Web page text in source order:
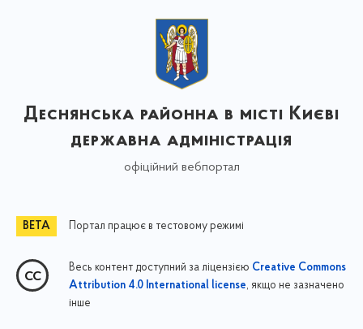
Деснянська районна в місті Києві
державна адміністрація
офіційний вебпортал
Портал працює в тестовому режимі
Весь контент доступний за ліцензією Creative Commons
Attribution 4.0 International license, якщо не зазначено
інше